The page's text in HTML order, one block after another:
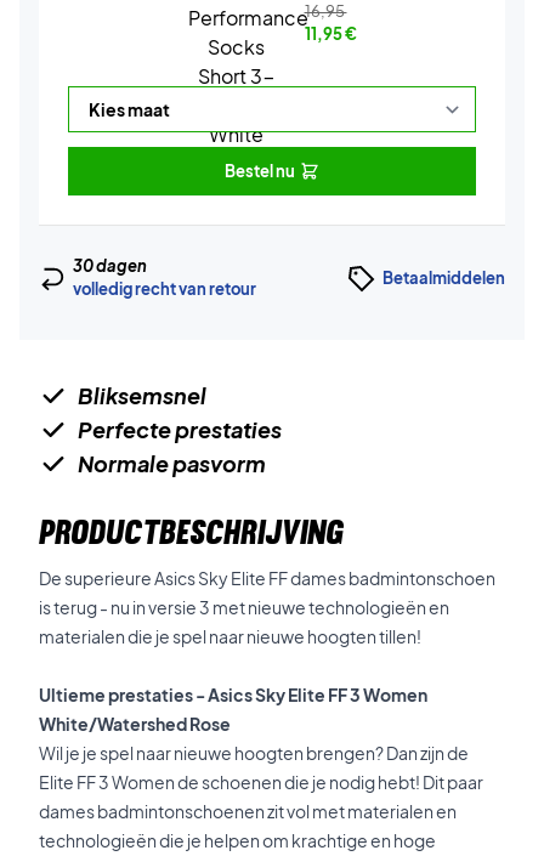
16,95
11,95€
Bestel nu
30 dagen
volledig recht van retour
Betaalmiddelen
Bliksemsnel
Perfecte prestaties
Normale pasvorm
PRODUCTBESCHRIJVING
De superieure Asics Sky Elite FF dames badmintonschoen
is terug - nu in versie 3 met nieuwe technologieën en
materialen die je spel naar nieuwe hoogten tillen!
Ultieme prestaties - Asics Sky Elite FF 3 Women
White/Watershed Rose
Wil je je spel naar nieuwe hoogten brengen? Dan zijn de
Elite FF 3 Women de schoenen die je nodig hebt! Dit paar
dames badmintonschoenen zit vol met materialen en
technologieën die je helpen om krachtige en hoge